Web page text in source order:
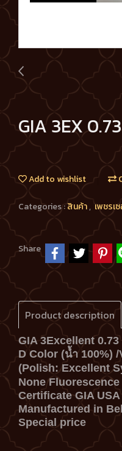
GIA 3EX
Add to wishlist
Categories :สินค้า, เพชรเ
Share
Product description
GIA 3Excellent 0.73
D Color (น้ำ 100%) /
(Polish: Excellent
None Fluorescence
Certificate GIA USA
Manufactured in
Special price